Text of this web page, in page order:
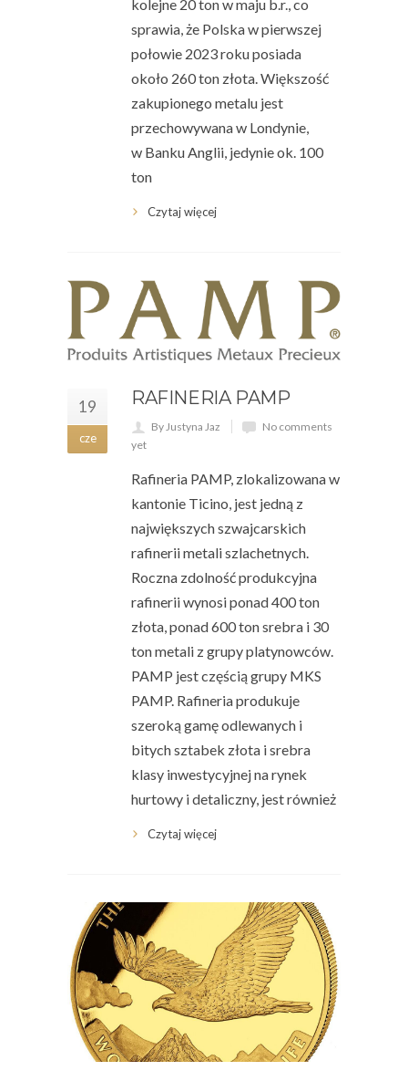
kolejne 20 ton w maju b.r., co
sprawia, że Polska w pierwszej
połowie 2023 roku posiada
około 260 ton złota. Większość
zakupionego metalu jest
przechowywana w Londynie,
w Banku Anglii, jedynie ok. 100
ton
Czytaj więcej
19
cze
RAFINERIA PAMP
By Justyna Jaz
No comments
yet
Rafineria PAMP, zlokalizowana w
kantonie Ticino, jest jedną z
największych szwajcarskich
rafinerii metali szlachetnych.
Roczna zdolność produkcyjna
rafinerii wynosi ponad 400 ton
złota, ponad 600 ton srebra i 30
ton metali z grupy platynowców.
PAMP jest częścią grupy MKS
PAMP. Rafineria produkuje
szeroką gamę odlewanych i
bitych sztabek złota i srebra
klasy inwestycyjnej na rynek
hurtowy i detaliczny, jest również
Czytaj więcej